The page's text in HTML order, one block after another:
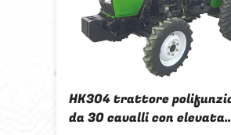
HK304 trattore
da 30 cavalli con elevata